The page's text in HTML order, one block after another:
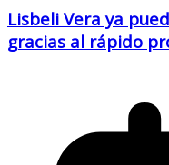
Lisbeli Vera ya
gracias al rápido